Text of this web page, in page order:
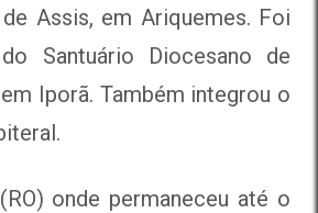
Assis, em Ariquemes. Foi
Santuário Diocesano de
Iporã. Também integrou o
onde permaneceu até o